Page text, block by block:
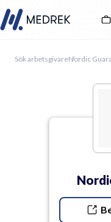
Sök arbetsgivareNordic